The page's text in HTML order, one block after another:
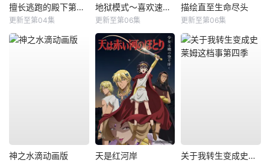
擅长逃跑的殿下第二季
更新至第04集
地狱模式～喜欢速通游戏的玩家在废设定异世界无双～第2季
更新至第06集
描绘直至生命尽头
更新至第06集
神之水滴动画版 天是红河岸 关于我转生变成史莱姆这档事第四季